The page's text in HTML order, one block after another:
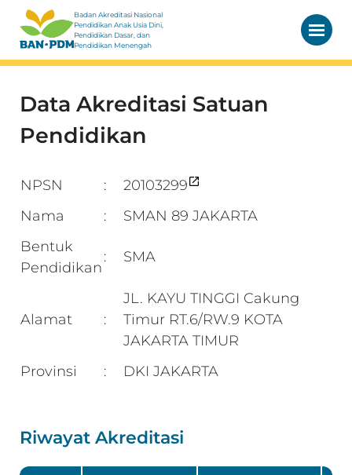
Badan Akreditasi Nasional
Pendidikan Anak Usia Dini,
Pendidikan Dasar, dan
Pendidikan Menengah
Data Akreditasi Satuan
Pendidikan
NPSN :
20103299
Nama
:
SMAN 89 JAKARTA
Bentuk
Pendidikan
: SMA
Alamat :
JL. KAYU TINGGI Cakung
Timur RT.6/RW.9 KOTA
JAKARTA TIMUR
Provinsi
: DKI JAKARTA
Riwayat Akreditasi